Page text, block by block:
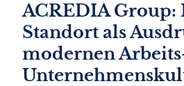
ACREDIA Group:
Standort als
modernen